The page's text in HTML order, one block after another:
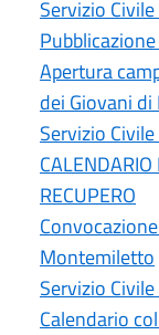
Servizio
Apertura
dei Giovani
Servizio
RECUPERO
Montemiletto
Servizio
Calendario